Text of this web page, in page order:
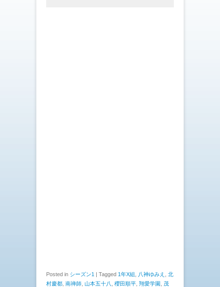
Posted in シーズン1 | Tagged 1年X組 八神ゆみえ
北
村慶都 南禅師 山本五十八 櫻田順平 翔愛学園
茂